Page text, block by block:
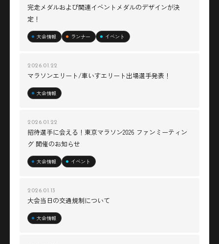
完走メダルおよび関連イベントメダルのデザインが決
定！
大会情報 ランナー イベント
2026.01.22
マラソンエリート/車いすエリート出場選手発表！
大会情報
2026.01.22
招待選手に会える！東京マラソン2026 ファンミーティン
グ 開催のお知らせ
大会情報 イベント
2026.01.13
大会当日の交通規制について
大会情報